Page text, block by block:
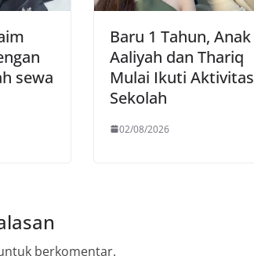
sewa
Baru 1 Tahun, Anak
Aaliyah dan Thariq
Mulai Ikuti Aktivitas
Sekolah
02/08/2026
berkomentar.